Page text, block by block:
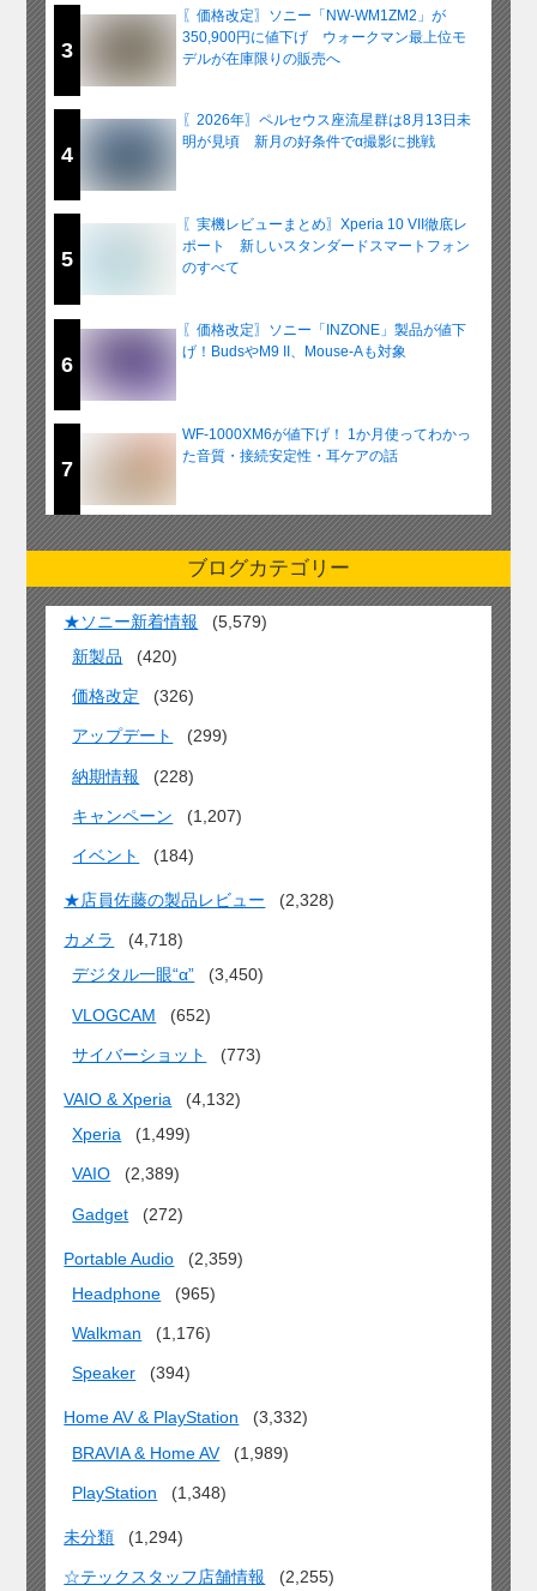
3
〖価格改定〗ソニー「NW-WM1ZM2」が
350,900円に値下げ ウォークマン最上位モ
デルが在庫限りの販売へ
4
〖2026年〗ペルセウス座流星群は8月13日未
明が見頃 新月の好条件でα撮影に挑戦
5
〖実機レビューまとめ〗Xperia 10 VII徹底レ
ポート 新しいスタンダードスマートフォン
のすべて
6
〖価格改定〗ソニー「INZONE」製品が値下
げ！BudsやM9 II、Mouse-Aも対象
7
WF-1000XM6が値下げ！ 1か月使ってわかっ
た音質・接続安定性・耳ケアの話
ブログカテゴリー
★ソニー新着情報
(5,579)
新製品
(420)
価格改定 (326)
アップデート (299)
納期情報 (228)
キャンペーン (1,207)
イベント (184)
★店員佐藤の製品レビュー (2,328)
カメラ
(4,718)
デジタル一眼“α”
(3,450)
VLOGCAM (652)
サイバーショット (773)
VAIO & Xperia
(4,132)
Xperia
(1,499)
VAIO (2,389)
Gadget (272)
Portable Audio
(2,359)
Headphone
(965)
Walkman (1,176)
Speaker (394)
Home AV & PlayStation
(3,332)
BRAVIA & Home AV
(1,989)
PlayStation (1,348)
未分類 (1,294)
☆テックスタッフ店舗情報 (2,255)